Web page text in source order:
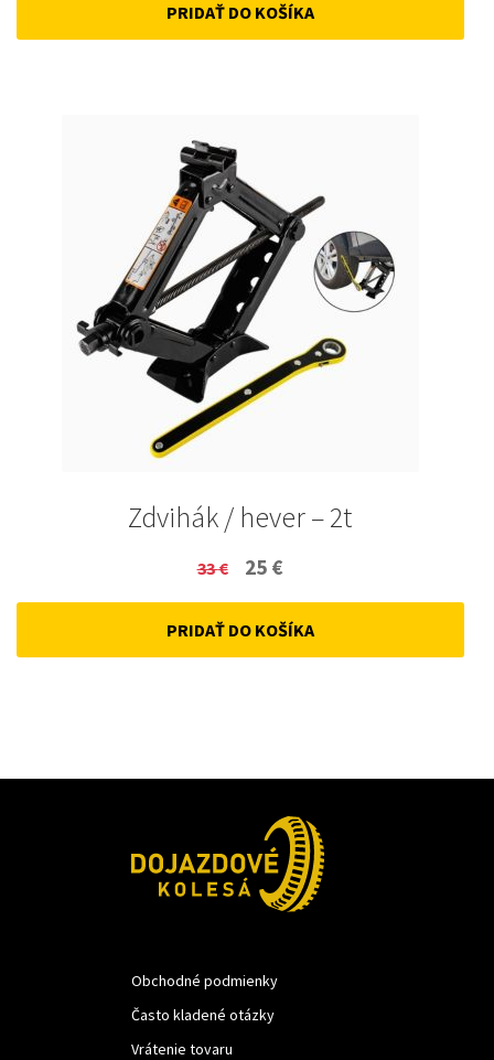
was: is:
PRIDAŤ DO KOŠÍKA
Zdvihák / hever – 2t
33€
Original
price
was:
25 €
price
is:
PRIDAŤ DO KOŠÍKA
Obchodné podmienky
Často kladené otázky
Vrátenie tovaru